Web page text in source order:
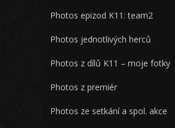
Photos epizod K11: team2
Photos jednotlivých herců
Photos z dílů K11 – moje fotky
Photos z premiér
Photos ze setkání a spol. akce